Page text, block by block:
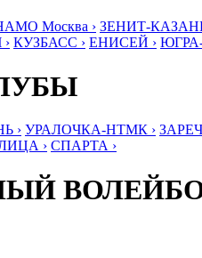
Москва › ЗЕНИТ-
КУЗБАСС › ЕНИСЕЙ ›
› УРАЛОЧКА-НТМК ›
› СПАРТА ›